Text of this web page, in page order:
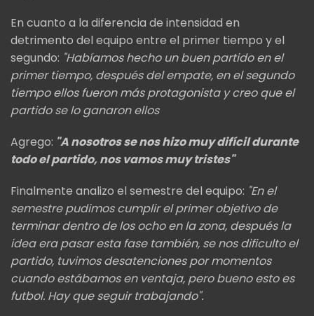
En cuanto a la diferencia de intensidad en
detrimento del equipo entre el primer tiempo y el
segundo: "Habíamos hecho un buen partido en el
primer tiempo, después del empate, en el segundo
tiempo ellos fueron más protagonista y creo que el
partido se lo ganaron ellos
Agrego: "A nosotros se nos hizo muy difícil durante
todo el partido, nos vamos muy tristes"
Finalmente analizo el semestre del equipo: "En el
semestre pudimos cumplir el primer objetivo de
terminar dentro de los ocho en la zona, después la
idea era pasar esta fase también, se nos dificulto el
partido, tuvimos desatenciones por momentos
cuando estábamos en ventaja, pero bueno esto es
futbol. Hay que seguir trabajando".